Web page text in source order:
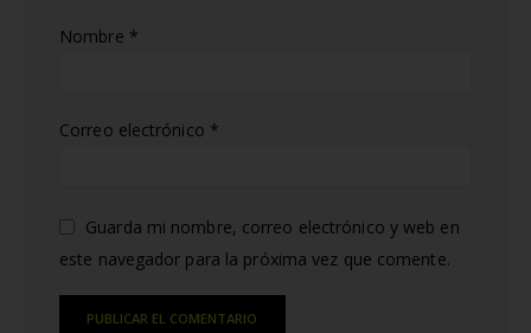
Nombre *
Correo electrónico *
Guarda mi nombre, correo electrónico y web en
este navegador para la próxima vez que comente.